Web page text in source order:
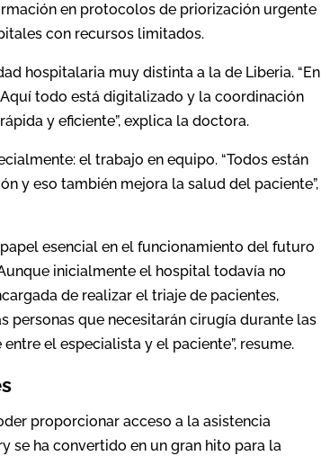
en protocolos de priorización urgente
con recursos limitados.
hospitalaria muy distinta a la de Liberia. “En
todo está digitalizado y la coordinación
y eficiente”, explica la doctora.
el trabajo en equipo. “Todos están
y eso también mejora la salud del paciente”,
esencial en el funcionamiento del futuro
inicialmente el hospital todavía no
de realizar el triaje de pacientes,
personas que necesitarán cirugía durante las
el especialista y el paciente”, resume.
proporcionar acceso a la asistencia
se ha convertido en un gran hito para la